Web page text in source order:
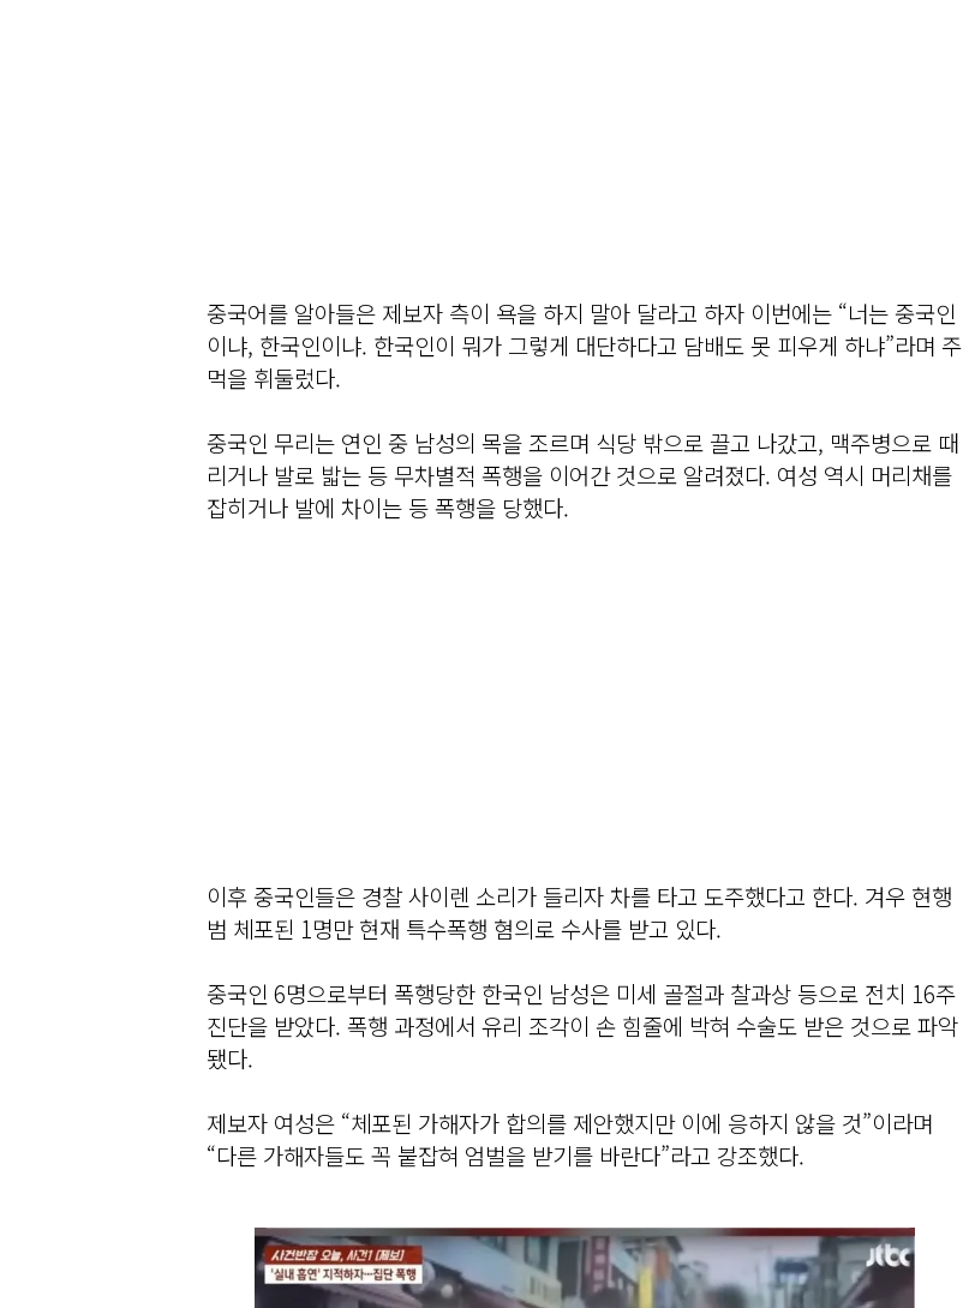
중국어를 알아들은 제보자 측이 욕을 하지 말아 달라고 하자 이번에는 “너는 중국인
이냐, 한국인이냐. 한국인이 뭐가 그렇게 대단하다고 담배도 못 피우게 하냐”라며 주
먹을 휘둘렀다.
중국인 무리는 연인 중 남성의 목을 조르며 식당 밖으로 끌고 나갔고, 맥주병으로 때
리거나 발로 밟는 등 무차별적 폭행을 이어간 것으로 알려졌다. 여성 역시 머리채를
잡히거나 발에 차이는 등 폭행을 당했다.
이후 중국인들은 경찰 사이렌 소리가 들리자 차를 타고 도주했다고 한다. 겨우 현행
범 체포된 1명만 현재 특수폭행 혐의로 수사를 받고 있다.
중국인 6명으로부터 폭행당한 한국인 남성은 미세 골절과 찰과상 등으로 전치 16주
진단을 받았다. 폭행 과정에서 유리 조각이 손 힘줄에 박혀 수술도 받은 것으로 파악
됐다.
제보자 여성은 “체포된 가해자가 합의를 제안했지만 이에 응하지 않을 것”이라며
“다른 가해자들도 꼭 붙잡혀 엄벌을 받기를 바란다”라고 강조했다.